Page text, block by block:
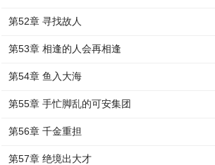
第52章 寻找故人
第53章 相逢的人会再相逢
第54章 鱼入大海
第55章 手忙脚乱的可安集团
第56章 千金重担
第57章 绝境出大才